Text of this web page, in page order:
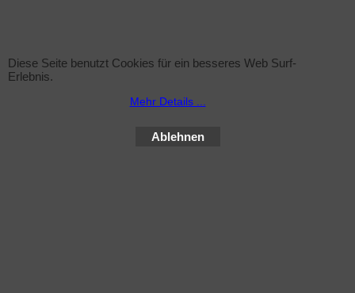
Diese Seite benutzt Cookies für ein besseres Web Surf-
Erlebnis.
Mehr Details ...
Ablehnen